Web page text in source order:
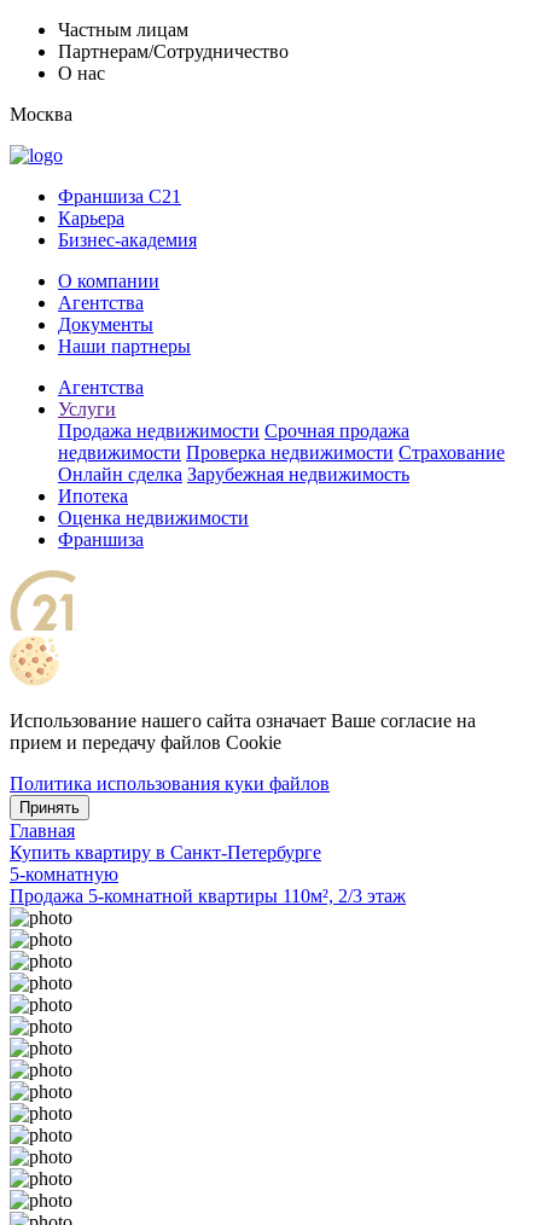
Частным лицам
Партнерам/Сотрудничество
О нас
Москва
Франшиза C21
Карьера
Бизнес-академия
О компании
Агентства
Документы
Наши партнеры
Агентства
Услуги
Продажа недвижимости Срочная продажа
недвижимости Проверка недвижимости Страхование
Онлайн сделка Зарубежная недвижимость
Ипотека
Оценка недвижимости
Франшиза
Использование нашего сайта означает Ваше согласие на
прием и передачу файлов Cookie
Политика использования куки файлов
Принять
Главная
Купить квартиру в Санкт-Петербурге
5-комнатную
Продажа 5-комнатной квартиры 110м², 2/3 этаж